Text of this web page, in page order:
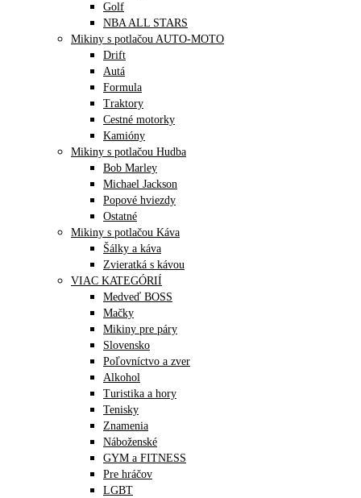
Golf
NBA ALL STARS
Mikiny s potlačou AUTO-MOTO
Drift
Autá
Formula
Traktory
Cestné motorky
Kamióny
Mikiny s potlačou Hudba
Bob Marley
Michael Jackson
Popové hviezdy
Ostatné
Mikiny s potlačou Káva
Šálky a káva
Zvieratká s kávou
VIAC KATEGÓRIÍ
Medveď BOSS
Mačky
Mikiny pre páry
Slovensko
Poľovníctvo a zver
Alkohol
Turistika a hory
Tenisky
Znamenia
Náboženské
GYM a FITNESS
Pre hráčov
LGBT